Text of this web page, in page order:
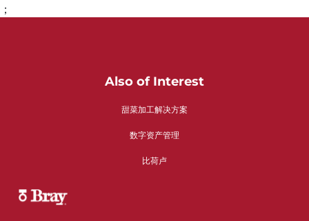
；
Also of Interest
甜菜加工解决方案
数字资产管理
比荷卢